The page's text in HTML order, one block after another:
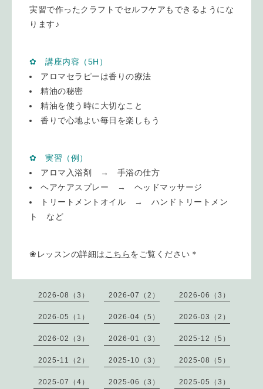
実習で作ったクラフトでセルフケアもできるようにな
ります♪
✿ 講座内容（5H）
アロマセラピーは香りの療法
精油の秘密
精油を使う時に大切なこと
香りで心地よい毎日を楽しもう
✿ 実習（例）
アロマ入浴剤 → 手浴の仕方
ヘアケアスプレー → ヘッドマッサージ
トリートメントオイル → ハンドトリートメン
ト など
❀レッスンの詳細はこちらをご覧ください＊
2026-08（3） 2026-07（2） 2026-06（3）
2026-05（1） 2026-04（5） 2026-03（2）
2026-02（3） 2026-01（3） 2025-12（5）
2025-11（2） 2025-10（3） 2025-08（5）
2025-07（4） 2025-06（3） 2025-05（3）